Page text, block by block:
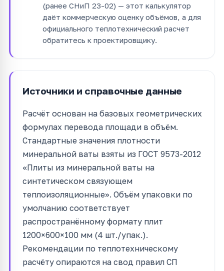
(ранее СНиП 23-02) — этот калькулятор
даёт коммерческую оценку объёмов, а для
официального теплотехнический расчет
обратитесь к проектировщику.
Источники и справочные данные
Расчёт основан на базовых геометрических
формулах перевода площади в объём.
Стандартные значения плотности
минеральной ваты взяты из ГОСТ 9573-2012
«Плиты из минеральной ваты на
синтетическом связующем
теплоизоляционные». Объём упаковки по
умолчанию соответствует
распространённому формату плит
1200×600×100 мм (4 шт./упак.).
Рекомендации по теплотехническому
расчёту опираются на свод правил СП